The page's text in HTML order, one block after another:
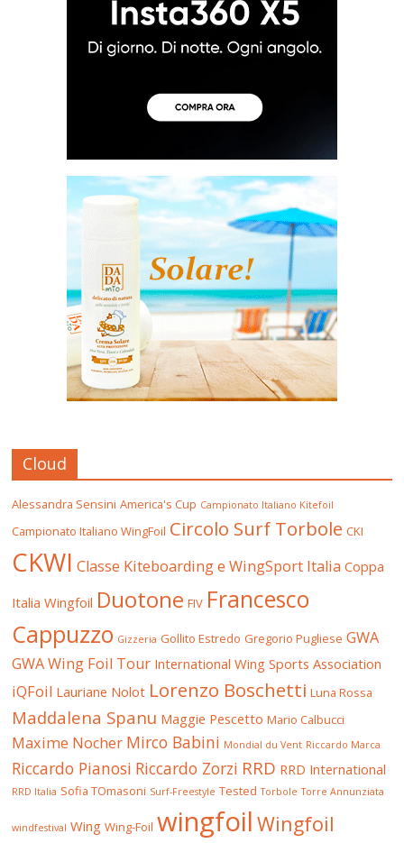
Cloud
Alessandra Sensini America's Cup Campionato Italiano Kitefoil
Campionato Italiano WingFoil Circolo Surf Torbole CKI
CKWI Classe Kiteboarding e WingSport Italia Coppa
Italia Wingfoil Duotone FIV Francesco
Cappuzzo Gizzeria Gollito Estredo Gregorio Pugliese GWA
GWA Wing Foil Tour International Wing Sports Association
iQFoil Lauriane Nolot Lorenzo Boschetti Luna Rossa
Maddalena Spanu Maggie Pescetto Mario Calbucci
Maxime Nocher Mirco Babini Mondial du Vent Riccardo Marca
Riccardo Pianosi Riccardo Zorzi RRD RRD International
RRD Italia Sofia TOmasoni Surf-Freestyle Tested Torbole Torre Annunziata
windfestival Wing Wing-Foil wingfoil Wingfoil